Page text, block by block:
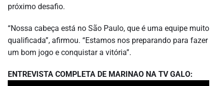
próximo desafio.
“Nossa cabeça está no São Paulo, que é uma equipe muito
qualificada”, afirmou. “Estamos nos preparando para fazer
um bom jogo e conquistar a vitória”.
ENTREVISTA COMPLETA DE MARINAO NA TV GALO: